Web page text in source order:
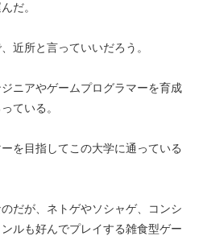
だ。
近所と言っていいだろう。
ニアやゲームプログラマーを育成
ている。
を目指してこの大学に通っている
だが、ネトゲやソシャゲ、コンシ
ルも好んでプレイする雑食型ゲー